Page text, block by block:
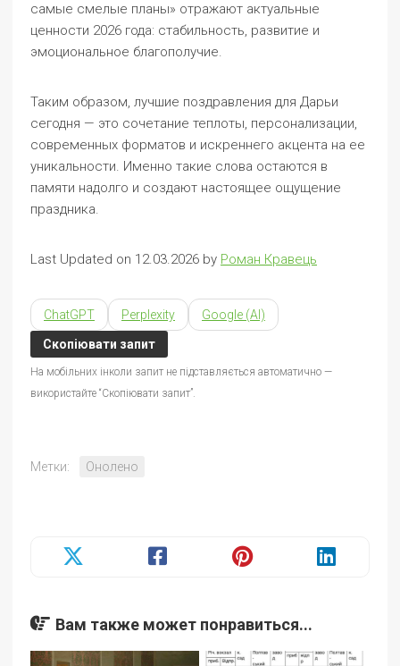
самые смелые планы» отражают актуальные
ценности 2026 года: стабильность, развитие и
эмоциональное благополучие.
Таким образом, лучшие поздравления для Дарьи
сегодня — это сочетание теплоты, персонализации,
современных форматов и искреннего акцента на ее
уникальности. Именно такие слова остаются в
памяти надолго и создают настоящее ощущение
праздника.
Last Updated on 12.03.2026 by Роман Кравець
ChatGPT Perplexity Google (AI)
Скопіювати запит
На мобільних інколи запит не підставляється автоматично —
використайте “Скопіювати запит”.
Метки: Онолено
Вам также может понравиться...